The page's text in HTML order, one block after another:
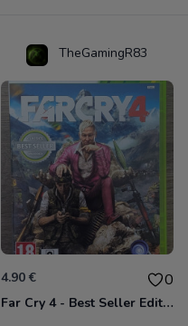
TheGamingR83
4.90 € 0
Far Cry 4 - Best Seller Edition Xbox 360